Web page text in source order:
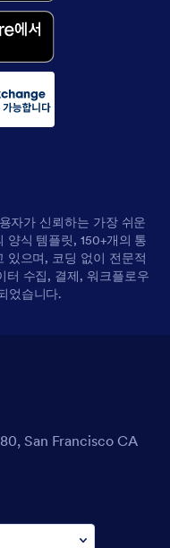
자가 신뢰하는 가장 쉬운
식 템플릿, 150+개의 통
있으며, 코딩 없이 전문적
터 수집, 결제, 워크플로우
었습니다.
San Francisco CA